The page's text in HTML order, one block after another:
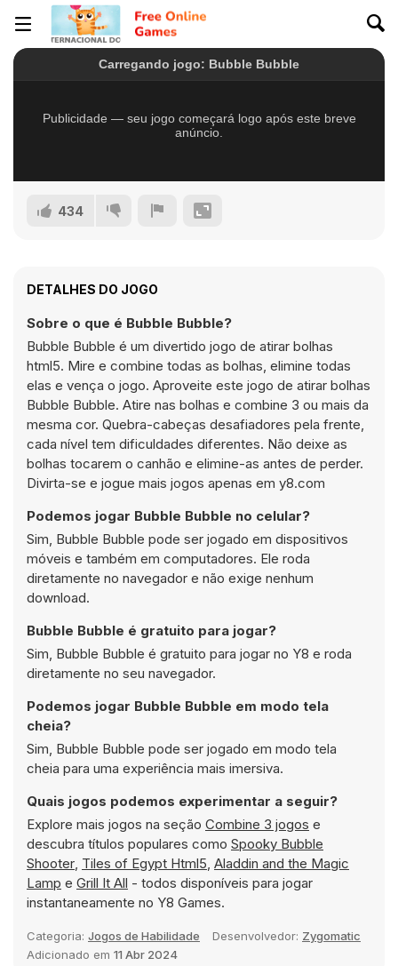
434
DETALHES DO JOGO
Sobre o que é Bubble Bubble?
Bubble Bubble é um divertido jogo de atirar bolhas
html5. Mire e combine todas as bolhas, elimine todas
elas e vença o jogo. Aproveite este jogo de atirar bolhas
Bubble Bubble. Atire nas bolhas e combine 3 ou mais da
mesma cor. Quebra-cabeças desafiadores pela frente,
cada nível tem dificuldades diferentes. Não deixe as
bolhas tocarem o canhão e elimine-as antes de perder.
Divirta-se e jogue mais jogos apenas em y8.com
Podemos jogar Bubble Bubble no celular?
Sim, Bubble Bubble pode ser jogado em dispositivos
móveis e também em computadores. Ele roda
diretamente no navegador e não exige nenhum
download.
Bubble Bubble é gratuito para jogar?
Sim, Bubble Bubble é gratuito para jogar no Y8 e roda
diretamente no seu navegador.
Podemos jogar Bubble Bubble em modo tela
cheia?
Sim, Bubble Bubble pode ser jogado em modo tela
cheia para uma experiência mais imersiva.
Quais jogos podemos experimentar a seguir?
Explore mais jogos na seção Combine 3 jogos e
descubra títulos populares como Spooky Bubble
Shooter, Tiles of Egypt Html5, Aladdin and the Magic
Lamp e Grill It All - todos disponíveis para jogar
instantaneamente no Y8 Games.
Categoria: Jogos de Habilidade Desenvolvedor: Zygomatic
Adicionado em 11 Abr 2024